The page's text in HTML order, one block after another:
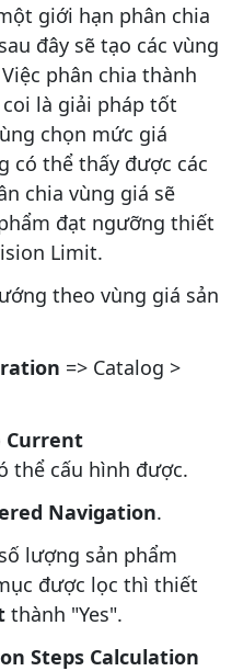
giới hạn phân chia
đây sẽ tạo các vùng
phân chia thành
là giải pháp tốt
chọn mức giá
có thể thấy được các
chia vùng giá sẽ
đạt ngưỡng thiết
Limit.
theo vùng giá sản
=> Catalog >
Current
thể cấu hình được.
Navigation.
lượng sản phẩm
được lọc thì thiết
thành "Yes".
Steps Calculation